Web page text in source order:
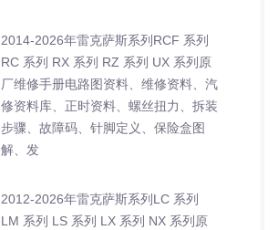
2014-2026年雷克萨斯系列RCF 系列
RC 系列 RX 系列 RZ 系列 UX 系列原
厂维修手册电路图资料、维修资料、汽
修资料库、正时资料、螺丝扭力、拆装
步骤、故障码、针脚定义、保险盒图
解、发
2012-2026年雷克萨斯系列LC 系列
LM 系列 LS 系列 LX 系列 NX 系列原